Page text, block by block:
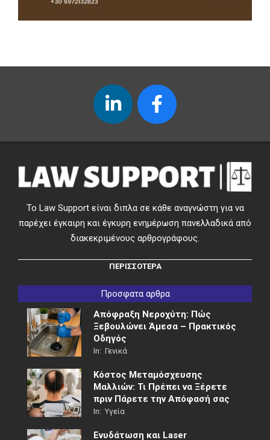
Το Law Support είναι διπλα σε κάθε αναγνώστη για να
παρέχει έγκαιρη και έγκυρη ενημέρωση πανελλαδικά από
διακεκριμένους αρθρογράφους.
ΠΕΡΙΣΣΟΤΕΡΑ
Προσφατα αρθρα
Απόφραξη Νεροχύτη: Πώς
Ξεβουλώνει Άμεσα – Πρακτικός
Οδηγός
In: Γενικά
Κόστος Μεταμόσχευσης
Μαλλιών: Τι Πρέπει να Ξέρετε
πριν Πάρετε την Απόφασή σας
In: Υγεία
Ενυδάτωση και Laser